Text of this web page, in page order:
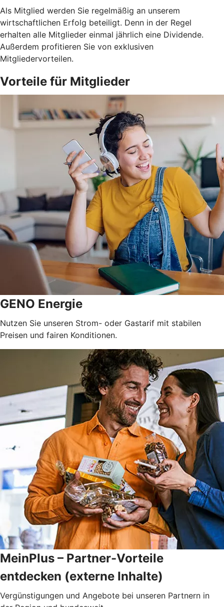
Als Mitglied werden Sie regelmäßig an unserem
wirtschaftlichen Erfolg beteiligt. Denn in der Regel
erhalten alle Mitglieder einmal jährlich eine Dividende.
Außerdem profitieren Sie von exklusiven
Mitgliedervorteilen.
Vorteile für Mitglieder
GENO Energie
Nutzen Sie unseren Strom- oder Gastarif mit stabilen
Preisen und fairen Konditionen.
MeinPlus – Partner-Vorteile
entdecken (externe Inhalte)
Vergünstigungen und Angebote bei unseren Partnern in